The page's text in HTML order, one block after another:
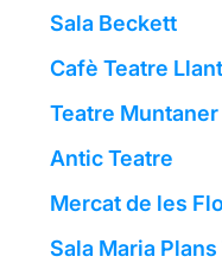
Sala Beckett
Cafè Teatre
Teatre Muntaner
Antic Teatre
Mercat de les
Sala Maria